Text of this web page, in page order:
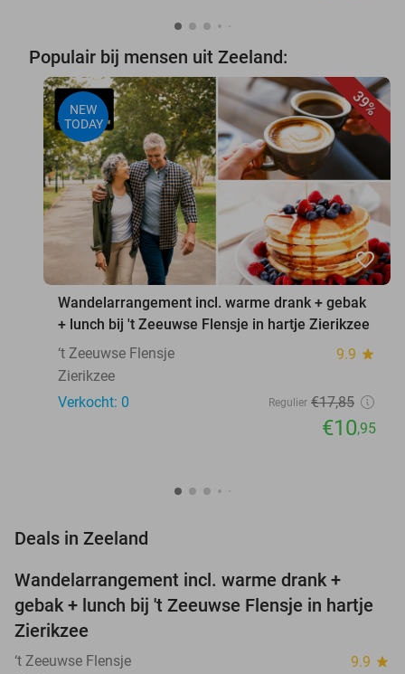
Populair bij mensen uit Zeeland:
39%
NEW
TODAY
favorite_border
Wandelarrangement incl. warme drank + gebak
+ lunch bij 't Zeeuwse Flensje in hartje Zierikzee
‘t Zeeuwse Flensje
9.9 star
Zierikzee
Verkocht: 0
Regulier €17,85
€10,95
Deals in Zeeland
TODAY
Wandelarrangement incl. warme drank +
gebak + lunch bij 't Zeeuwse Flensje in hartje
Zierikzee
‘t Zeeuwse Flensje 9.9 star